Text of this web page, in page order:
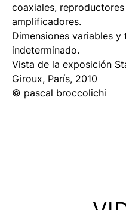
coaxiales,
amplificadores.
Dimensiones variables y
indeterminado.
Vista de la exposición
Giroux, París, 2010
© pascal broccolichi